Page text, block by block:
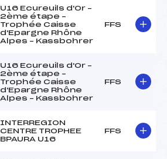
U16 Ecureuils d'Or –
2ème étape –
Trophée Caisse
d'Epargne Rhône
Alpes – Kassbohrer
FFS
U16 Ecureuils d'Or –
2ème étape –
Trophée Caisse
d'Epargne Rhône
Alpes – Kassbohrer
FFS
INTERREGION
CENTRE TROPHEE
BPAURA U16
FFS